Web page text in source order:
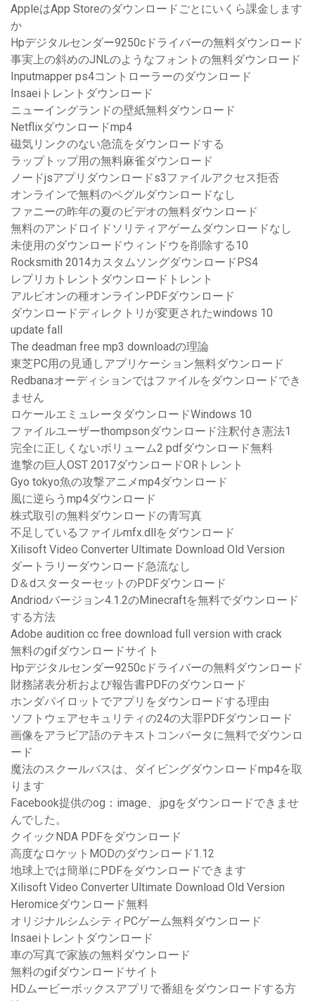
AppleはApp Storeのダウンロードごとにいくら課金します
か
Hpデジタルセンダー9250cドライバーの無料ダウンロード
事実上の斜めのJNLのようなフォントの無料ダウンロード
Inputmapper ps4コントローラーのダウンロード
Insaeiトレントダウンロード
ニューイングランドの壁紙無料ダウンロード
Netflixダウンロードmp4
磁気リンクのない急流をダウンロードする
ラップトップ用の無料麻雀ダウンロード
ノードjsアプリダウンロードs3ファイルアクセス拒否
オンラインで無料のペグルダウンロードなし
ファニーの昨年の夏のビデオの無料ダウンロード
無料のアンドロイドソリティアゲームダウンロードなし
未使用のダウンロードウィンドウを削除する10
Rocksmith 2014カスタムソングダウンロードPS4
レプリカトレントダウンロードトレント
アルビオンの種オンラインPDFダウンロード
ダウンロードディレクトリが変更されたwindows 10
update fall
The deadman free mp3 downloadの理論
東芝PC用の見通しアプリケーション無料ダウンロード
Redbanaオーディションではファイルをダウンロードでき
ません
ロケールエミュレータダウンロードWindows 10
ファイルユーザーthompsonダウンロード注釈付き憲法1
完全に正しくないボリューム2 pdfダウンロード無料
進撃の巨人OST 2017ダウンロードORトレント
Gyo tokyo魚の攻撃アニメmp4ダウンロード
風に逆らうmp4ダウンロード
株式取引の無料ダウンロードの青写真
不足しているファイルmfx.dllをダウンロード
Xilisoft Video Converter Ultimate Download Old Version
ダートラリーダウンロード急流なし
D＆dスターターセットのPDFダウンロード
Andriodバージョン4.1.2のMinecraftを無料でダウンロード
する方法
Adobe audition cc free download full version with crack
無料のgifダウンロードサイト
Hpデジタルセンダー9250cドライバーの無料ダウンロード
財務諸表分析および報告書PDFのダウンロード
ホンダパイロットでアプリをダウンロードする理由
ソフトウェアセキュリティの24の大罪PDFダウンロード
画像をアラビア語のテキストコンバータに無料でダウンロ
ード
魔法のスクールバスは、ダイビングダウンロードmp4を取
ります
Facebook提供のog：image、.jpgをダウンロードできませ
んでした。
クイックNDA PDFをダウンロード
高度なロケットMODのダウンロード1.12
地球上では簡単にPDFをダウンロードできます
Xilisoft Video Converter Ultimate Download Old Version
Heromiceダウンロード無料
オリジナルシムシティPCゲーム無料ダウンロード
Insaeiトレントダウンロード
車の写真で家族の無料ダウンロード
無料のgifダウンロードサイト
HDムービーボックスアプリで番組をダウンロードする方